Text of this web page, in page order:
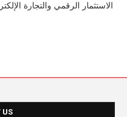
الاستثمار الرقمي والتجارة
US